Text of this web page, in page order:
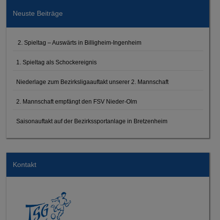
Neuste Beiträge
2. Spieltag – Auswärts in Billigheim-Ingenheim
1. Spieltag als Schockereignis
Niederlage zum Bezirksligaauftakt unserer 2. Mannschaft
2. Mannschaft empfängt den FSV Nieder-Olm
Saisonauftakt auf der Bezirkssportanlage in Bretzenheim
Kontakt